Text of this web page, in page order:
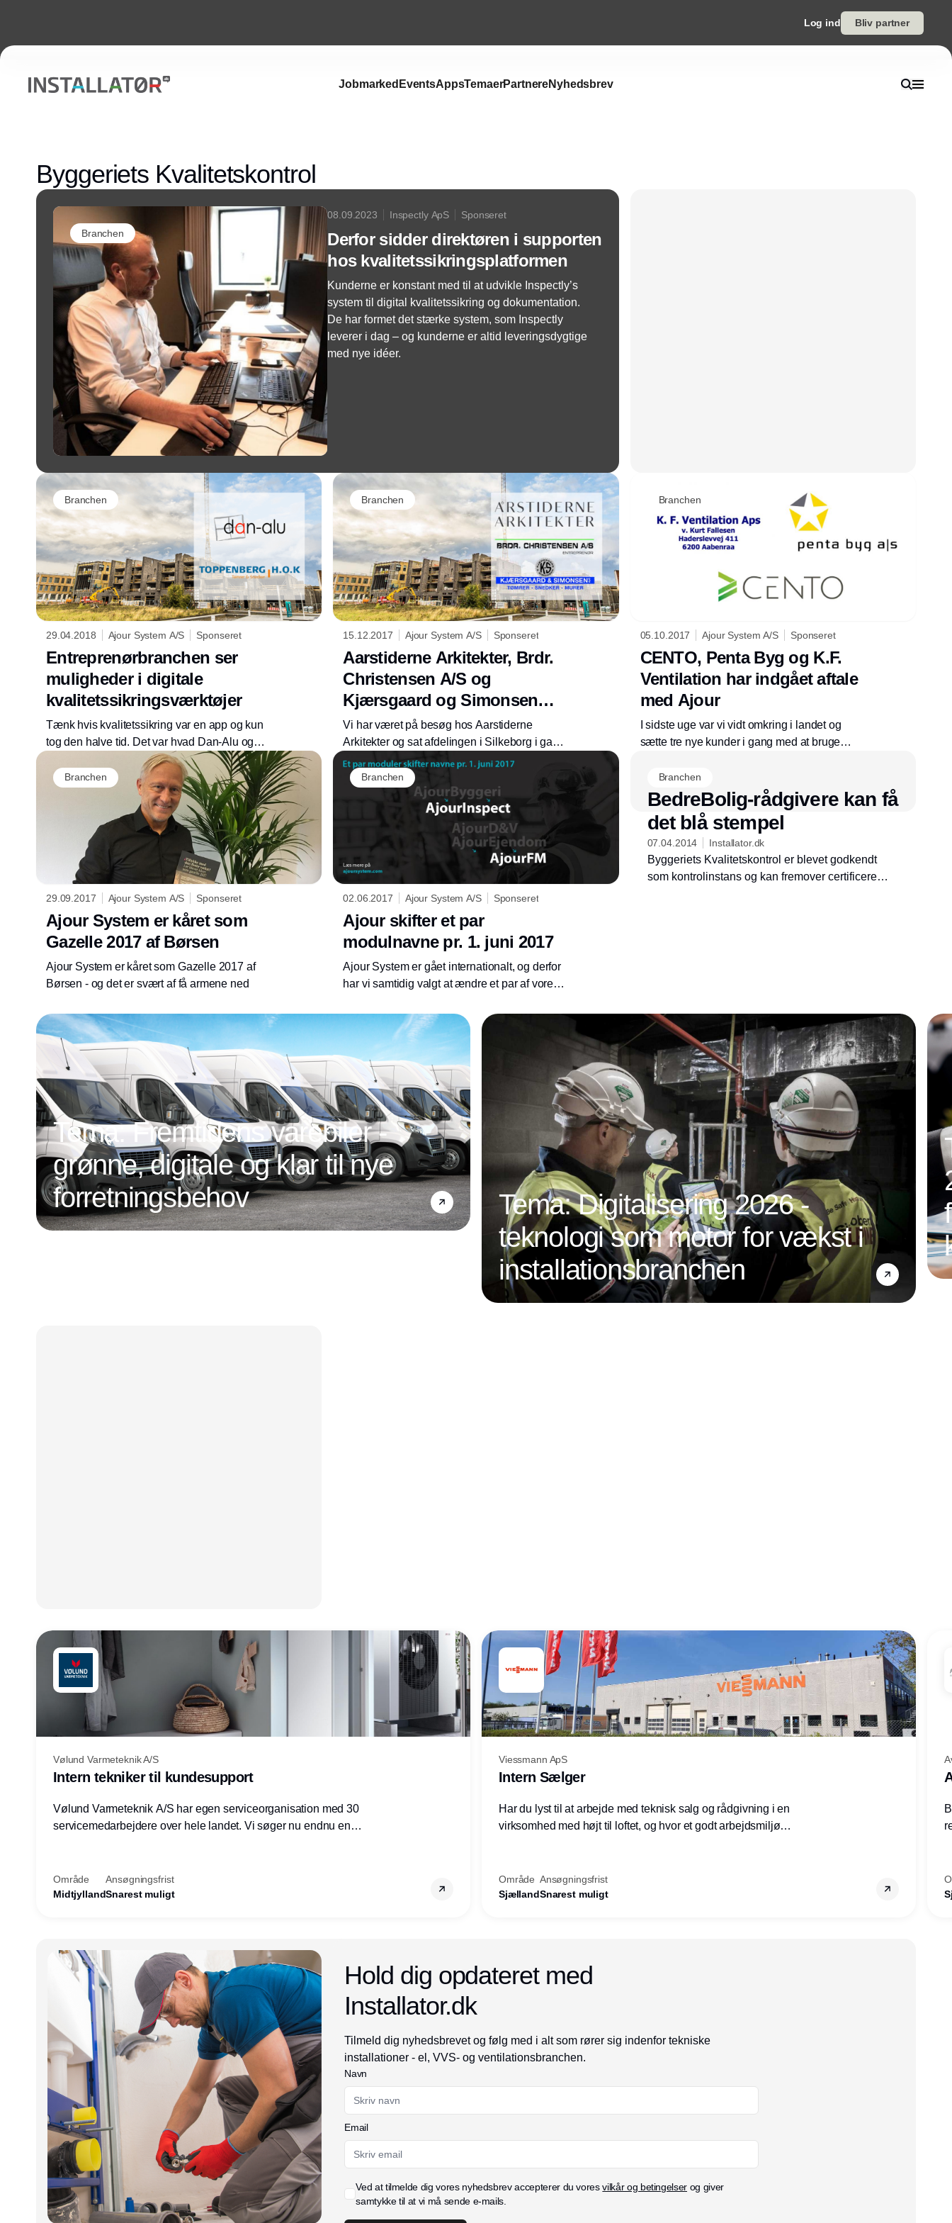
Log ind Bliv partner
Jobmarked EventsAppsTemaerPartnereNyhedsbrev
Byggeriets Kvalitetskontrol
Branchen
08.09.2023 Inspectly ApS Sponseret
Derfor sidder direktøren i supporten
hos kvalitetssikringsplatformen
Kunderne er konstant med til at udvikle Inspectly’s
system til digital kvalitetssikring og dokumentation.
De har formet det stærke system, som Inspectly
leverer i dag – og kunderne er altid leveringsdygtige
med nye idéer.
Branchen
29.04.2018 Ajour System A/S Sponseret
Entreprenørbranchen ser
muligheder i digitale
kvalitetssikringsværktøjer
Tænk hvis kvalitetssikring var en app og kun
tog den halve tid. Det var hvad Dan-Alu og
Toppenberg H.O.K drømte om, før Ajour
System gav dem det digitale værktøj, som
gjorde drømmen virkelig.
Branchen
15.12.2017 Ajour System A/S Sponseret
Aarstiderne Arkitekter, Brdr.
Christensen A/S og
Kjærsgaard og Simonsen
ApS indgår aftale med Ajour
System A/S
Vi har været på besøg hos Aarstiderne
Arkitekter og sat afdelingen i Silkeborg i gang
med AjourBox og AjourInspect til
projektstyring, tilsyn og mangler.
Branchen
05.10.2017 Ajour System A/S Sponseret
CENTO, Penta Byg og K.F.
Ventilation har indgået aftale
med Ajour
I sidste uge var vi vidt omkring i landet og
sætte tre nye kunder i gang med at bruge
Annonce
Branchen
29.09.2017 Ajour System A/S Sponseret
Ajour System er kåret som
Gazelle 2017 af Børsen
Ajour System er kåret som Gazelle 2017 af
Børsen - og det er svært af få armene ned
Branchen
02.06.2017 Ajour System A/S Sponseret
Ajour skifter et par
modulnavne pr. 1. juni 2017
Ajour System er gået internationalt, og derfor
har vi samtidig valgt at ændre et par af vores
Branchen
BedreBolig-rådgivere kan få
det blå stempel
07.04.2014 Installator.dk
Byggeriets Kvalitetskontrol er blevet godkendt
som kontrolinstans og kan fremover certificere
Tema: Fremtidens varebiler -
grønne, digitale og klar til nye
forretningsbehov
Tema: Digitalisering 2026 -
teknologi som motor for vækst i
installationsbranchen
Vølund Varmeteknik A/S
Intern tekniker til kundesupport
Vølund Varmeteknik A/S har egen serviceorganisation med 30
servicemedarbejdere over hele landet. Vi søger nu endnu en
Område
Midtjylland
Ansøgningsfrist
Snarest muligt
Viessmann ApS
Intern Sælger
Har du lyst til at arbejde med teknisk salg og rådgivning i en
virksomhed med højt til loftet, og hvor et godt arbejdsmiljø
Område
Sjælland
Ansøgningsfrist
Snarest muligt
Hold dig opdateret med
Installator.dk
Tilmeld dig nyhedsbrevet og følg med i alt som rører sig indenfor tekniske
installationer - el, VVS- og ventilationsbranchen.
Navn
Email
Ved at tilmelde dig vores nyhedsbrev accepterer du voresvilkår og betingelser og giver
samtykke til at vi må sende e-mails.